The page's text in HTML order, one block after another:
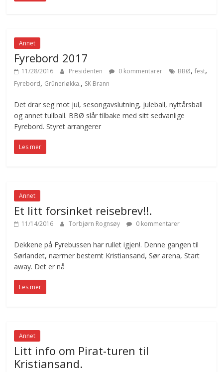
Annet
Fyrebord 2017
11/28/2016 Presidenten 0 kommentarer BBØ,fest,
Fyrebord, Grünerløkka., SK Brann
Det drar seg mot jul, sesongavslutning, juleball, nyttårsball
og annet tullball. BBØ slår tilbake med sitt sedvanlige
Fyrebord. Styret arrangerer
Les mer
Annet
Et litt forsinket reisebrev!!.
11/14/2016 Torbjørn Rognsøy 0 kommentarer
Dekkene på Fyrebussen har rullet igjen!. Denne gangen til
Sørlandet, nærmer bestemt Kristiansand, Sør arena, Start
away. Det er nå
Les mer
Annet
Litt info om Pirat-turen til
Kristiansand.